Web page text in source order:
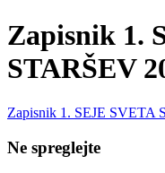
Zapisnik 1.
STARŠEV
Zapisnik 1. SEJE SVETA
Ne spreglejte